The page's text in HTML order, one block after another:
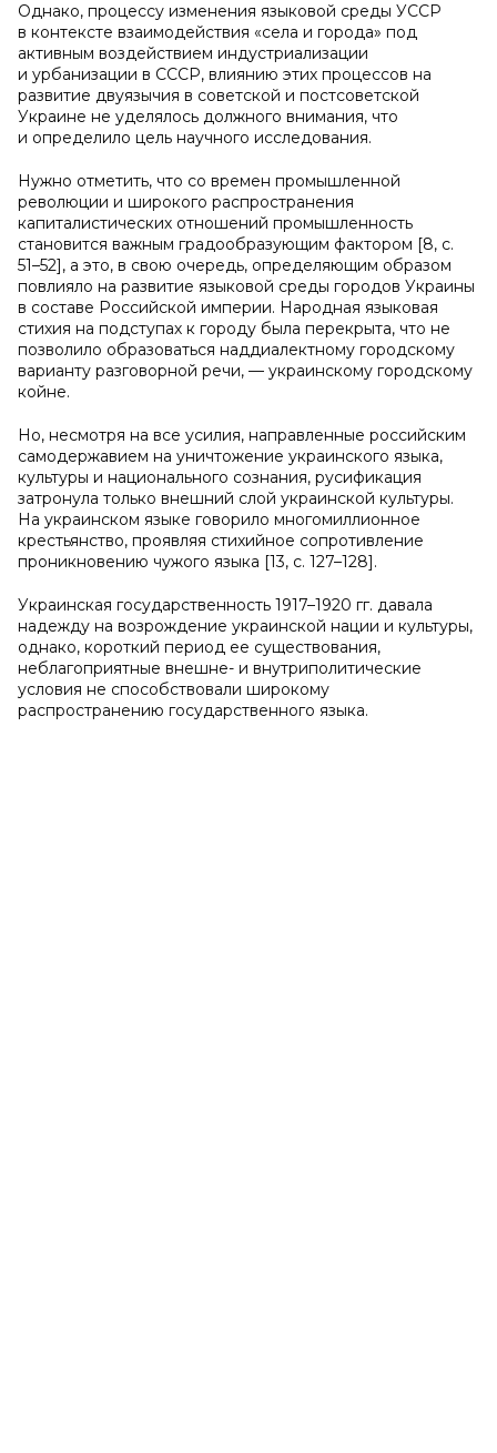
Однако, процессу изменения языковой среды УССР
в контексте взаимодействия «села и города» под
активным воздействием индустриализации
и урбанизации в СССР, влиянию этих процессов на
развитие двуязычия в советской и постсоветской
Украине не уделялось должного внимания, что
и определило цель научного исследования.
Нужно отметить, что со времен промышленной
революции и широкого распространения
капиталистических отношений промышленность
становится важным градообразующим фактором [8, с.
51–52], а это, в свою очередь, определяющим образом
повлияло на развитие языковой среды городов Украины
в составе Российской империи. Народная языковая
стихия на подступах к городу была перекрыта, что не
позволило образоваться наддиалектному городскому
варианту разговорной речи, — украинскому городскому
койне.
Но, несмотря на все усилия, направленные российским
самодержавием на уничтожение украинского языка,
культуры и национального сознания, русификация
затронула только внешний слой украинской культуры.
На украинском языке говорило многомиллионное
крестьянство, проявляя стихийное сопротивление
проникновению чужого языка [13, с. 127–128].
Украинская государственность 1917–1920 гг. давала
надежду на возрождение украинской нации и культуры,
однако, короткий период ее существования,
неблагоприятные внешне- и внутриполитические
условия не способствовали широкому
распространению государственного языка.